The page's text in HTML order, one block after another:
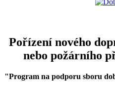
Pořízení nového
nebo požárního
"Program na podporu sboru